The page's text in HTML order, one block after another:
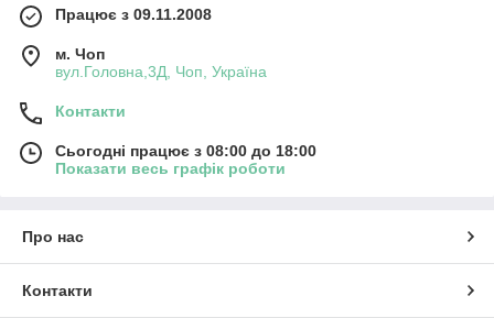
Працює з 09.11.2008
м. Чоп
вул.Головна,3Д, Чоп, Україна
Контакти
Сьогодні працює з 08:00 до 18:00
Показати весь графік роботи
Про нас
Контакти